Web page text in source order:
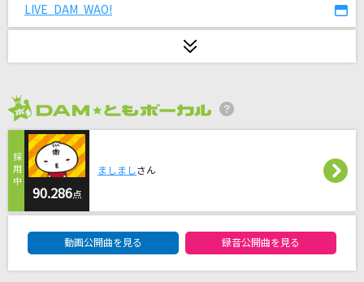
[生音]チェリー
YOASOBI
花束
B級
ちゃんみな
LIVE DAM WAO!
90.286点
ましましさん
動画公開曲を見る 録音公開曲を見る